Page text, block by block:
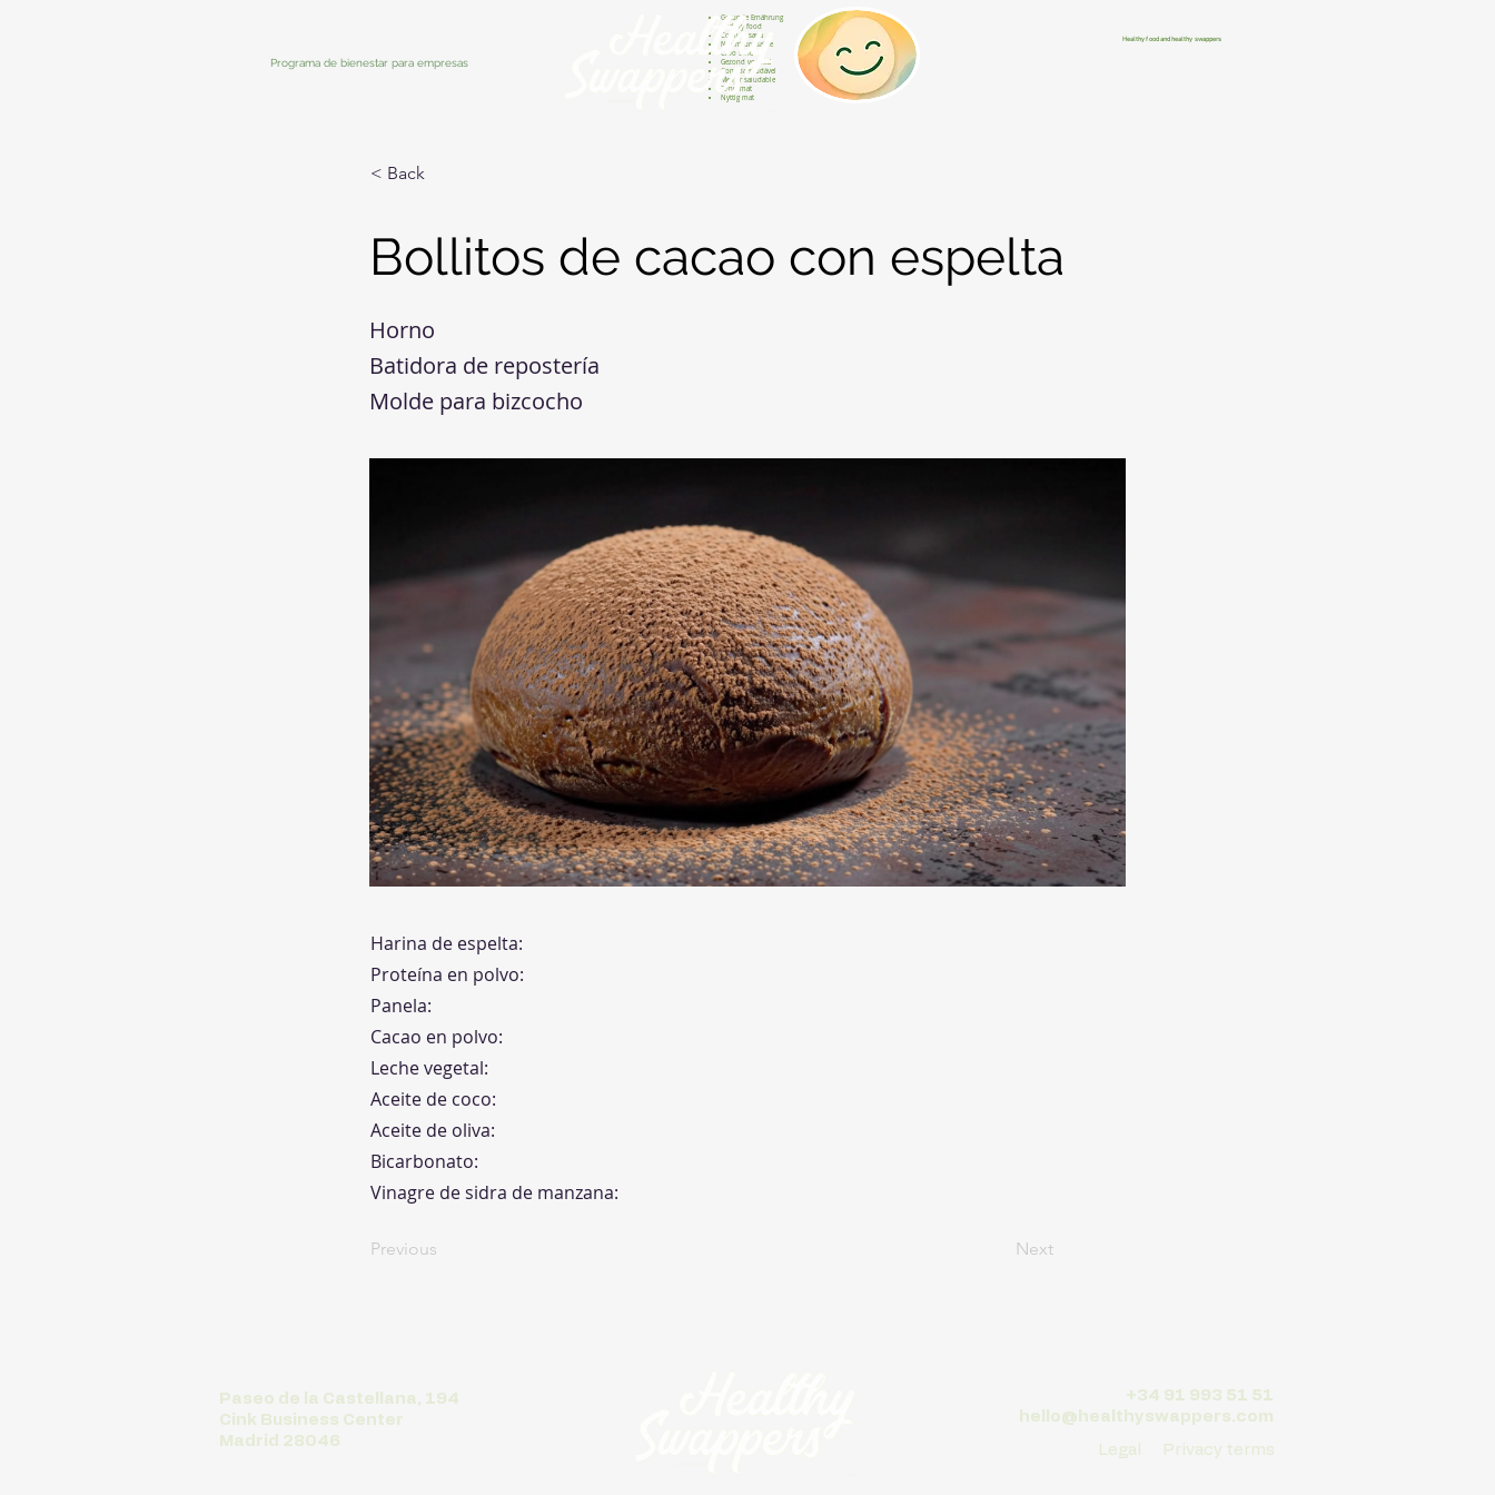
Programa de bienestar para empresas
Gesunde Ernährung
Healthy food
Comida sana
Nourriture saine
Cibo sano
Gezond voedsel
Comida saudável
Menjar saludable
Sunn mat
Nyttig mat
Healthy food and healthy swappers
< Back
Bollitos de cacao con espelta
Horno
Batidora de repostería
Molde para bizcocho
Harina de espelta:
Proteína en polvo:
Panela:
Cacao en polvo:
Leche vegetal:
Aceite de coco:
Aceite de oliva:
Bicarbonato:
Vinagre de sidra de manzana:
Previous Next
Paseo de la Castellana, 194
Cink Business Center
Madrid 28046
+34 91 993 51 51
hello@healthyswappers.com
Legal
Privacy terms